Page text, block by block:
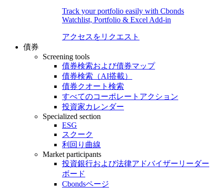
Track your portfolio easily with Cbonds
Watchlist, Portfolio & Excel Add-in
アクセスをリクエスト
債券
Screening tools
債券検索および債券マップ
債券検索（AI搭載）
債券クオート検索
すべてのコーポレートアクション
投資家カレンダー
Specialized section
ESG
スクーク
利回り曲線
Market participants
投資銀行および法律アドバイザーリーダー
ボード
Cbondsページ